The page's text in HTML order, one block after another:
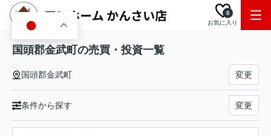
お気に入り
0
国頭郡金武町の売買・投資一覧
国頭郡金武町 変更
条件から探す 変更